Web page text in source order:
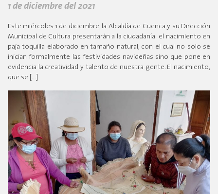
1 de diciembre del 2021
Este miércoles 1 de diciembre, la Alcaldía de Cuenca y su Dirección
Municipal de Cultura presentarán a la ciudadanía el nacimiento en
paja toquilla elaborado en tamaño natural, con el cual no solo se
inician formalmente las festividades navideñas sino que pone en
evidencia la creatividad y talento de nuestra gente. El nacimiento,
que se […]